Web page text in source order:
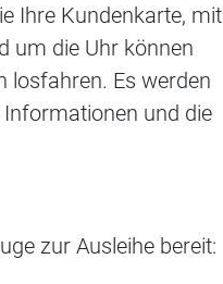
Ihre Kundenkarte, mit
um die Uhr können
losfahren. Es werden
und die
zur Ausleihe bereit: